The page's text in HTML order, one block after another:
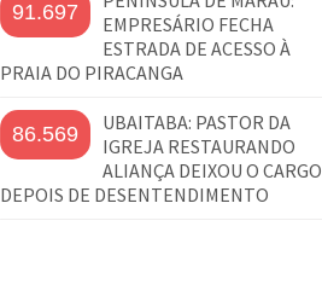
91.697
EMPRESÁRIO FECHA
ESTRADA DE ACESSO À
PRAIA DO PIRACANGA
86.569
UBAITABA: PASTOR DA
IGREJA RESTAURANDO
ALIANÇA DEIXOU O CARGO
DEPOIS DE DESENTENDIMENTO